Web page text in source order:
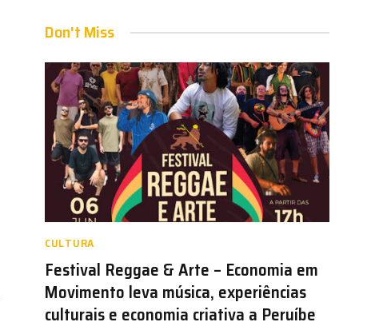
Don't Miss
CULTURA
Festival Reggae & Arte – Economia em
Movimento leva música, experiências
culturais e economia criativa a Peruíbe